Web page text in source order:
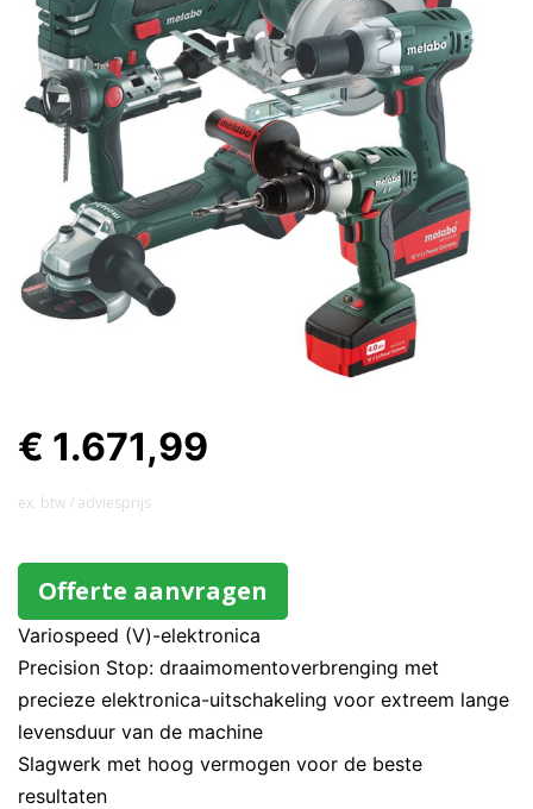
€ 1.671,99
ex. btw / adviesprijs
Offerte aanvragen
Variospeed (V)-elektronica
Precision Stop: draaimomentoverbrenging met
precieze elektronica-uitschakeling voor extreem lange
levensduur van de machine
Slagwerk met hoog vermogen voor de beste
resultaten